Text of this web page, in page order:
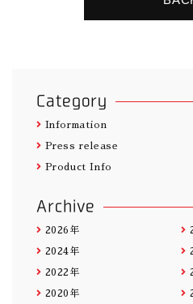
Category
Information
Press release
Product Info
Archive
2026年
2024年
2022年
2020年